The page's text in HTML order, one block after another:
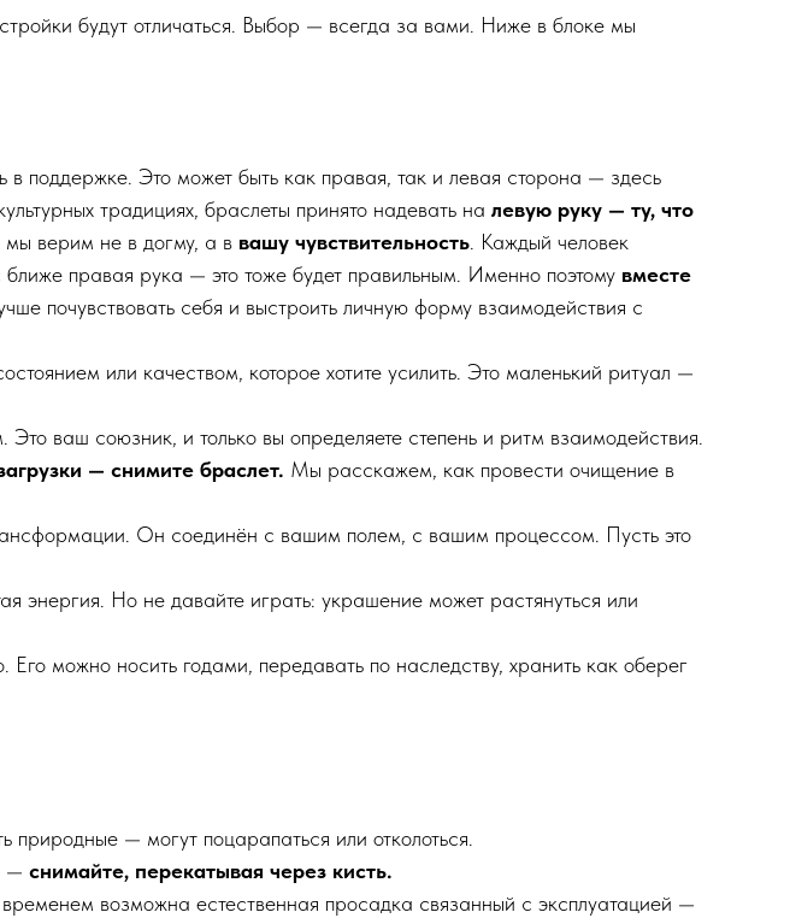
будут отличаться. Выбор — всегда за вами. Ниже в блоке мы
в поддержке. Это может быть как правая, так и левая сторона — здесь
традициях, браслеты принято надевать на левую руку — ту, что
верим не в догму, а в вашу чувствительность. Каждый человек
правая рука — это тоже будет правильным. Именно поэтому вместе
почувствовать себя и выстроить личную форму взаимодействия с
или качеством, которое хотите усилить. Это маленький ритуал —
ваш союзник, и только вы определяете степень и ритм взаимодействия.
— снимите браслет. Мы расскажем, как провести очищение в
Он соединён с вашим полем, с вашим процессом. Пусть это
энергия. Но не давайте играть: украшение может растянуться или
можно носить годами, передавать по наследству, хранить как оберег
природные — могут поцарапаться или отколоться.
— снимайте, перекатывая через кисть.
возможна естественная просадка связанный с эксплуатацией —